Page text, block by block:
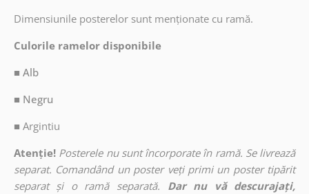
Dimensiunile posterelor sunt menționate cu ramă.
Culorile ramelor disponibile
■ Alb
■ Negru
■ Argintiu
Atenție! Posterele nu sunt încorporate în ramă. Se livrează
separat. Comandând un poster veți primi un poster tipărit
separat și o ramă separată.
Dar nu vă descurajați,